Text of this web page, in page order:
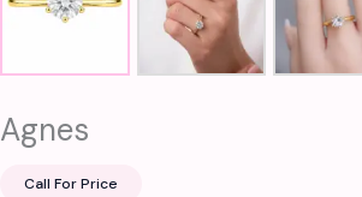
Agnes
Call For Price